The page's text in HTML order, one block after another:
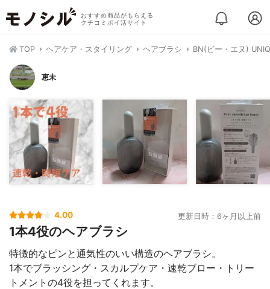
おすすめ商品がもらえる
クチコミポイ活サイト
TOP ヘアケア・スタイリング ヘアブラシ BN(ビー・エヌ)
恵未
4.00 更新日時：6ヶ月以上前
1本4役のヘアブラシ
特徴的なピンと通気性のいい構造のヘアブラシ。
1本でブラッシング・スカルプケア・速乾ブロー・トリー
トメントの4役を担ってくれます。